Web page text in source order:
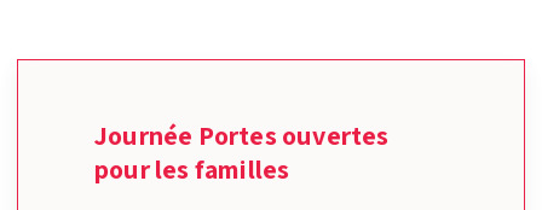
Journée Portes ouvertes
pour les familles